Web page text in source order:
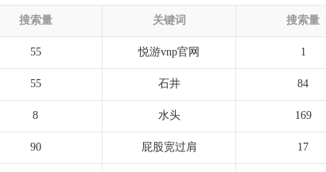
搜索量 关键词 搜索量
55 悦游vnp官网 1
55 石井 84
8 水头 169
90 屁股宽过肩 17